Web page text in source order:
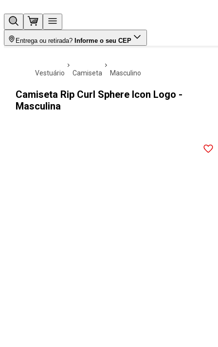
Entrega ou retirada? Informe o seu CEP
vestuário camiseta masculino
Camiseta Rip Curl Sphere Icon Logo -
Masculina